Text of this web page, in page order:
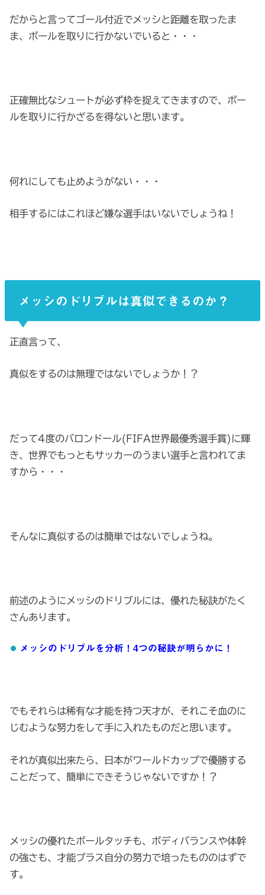
だからと言ってゴール付近でメッシと距離を取ったま
ま、ボールを取りに行かないでいると・・・
正確無比なシュートが必ず枠を捉えてきますので、ボー
ルを取りに行かざるを得ないと思います。
何れにしても止めようがない・・・
相手するにはこれほど嫌な選手はいないでしょうね！
メッシのドリブルは真似できるのか？
正直言って、
真似をするのは無理ではないでしょうか！？
だって4度のバロンドール(FIFA世界最優秀選手賞)に輝
き、世界でもっともサッカーのうまい選手と言われてま
すから・・・
そんなに真似するのは簡単ではないでしょうね。
前述のようにメッシのドリブルには、優れた秘訣がたく
さんあります。
メッシのドリブルを分析！4つの秘訣が明らかに！
でもそれらは稀有な才能を持つ天才が、それこそ血のに
じむような努力をして手に入れたものだと思います。
それが真似出来たら、日本がワールドカップで優勝する
ことだって、簡単にできそうじゃないですか！？
メッシの優れたボールタッチも、ボディバランスや体幹
の強さも、才能プラス自分の努力で培ったもののはずで
す。